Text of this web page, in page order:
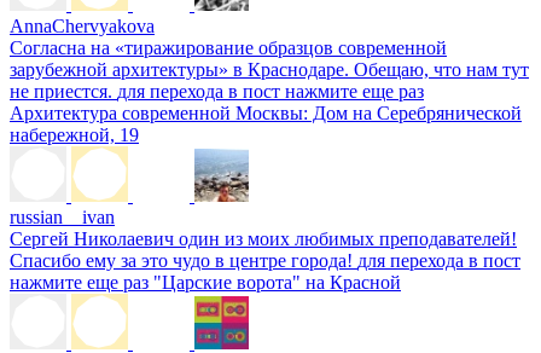
AnnaChervyakova
Согласна на «тиражирование образцов современной
зарубежной архитектуры» в Краснодаре. Обещаю, что нам тут
не приестся. для перехода в пост нажмите еще раз
Архитектура современной Москвы: Дом на Серебрянической
набережной, 19
russian__ivan
Сергей Николаевич один из моих любимых преподавателей!
Спасибо ему за это чудо в центре города! для перехода в пост
нажмите еще раз "Царские ворота" на Красной